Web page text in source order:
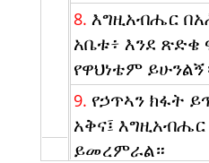
8. እግዚአብሔር
አቤቱ፥ እንደ ጽድቄ
የዋህነቴም
9. የኃጥኣን ክፋት
አቅና፤
ይመረምራል።